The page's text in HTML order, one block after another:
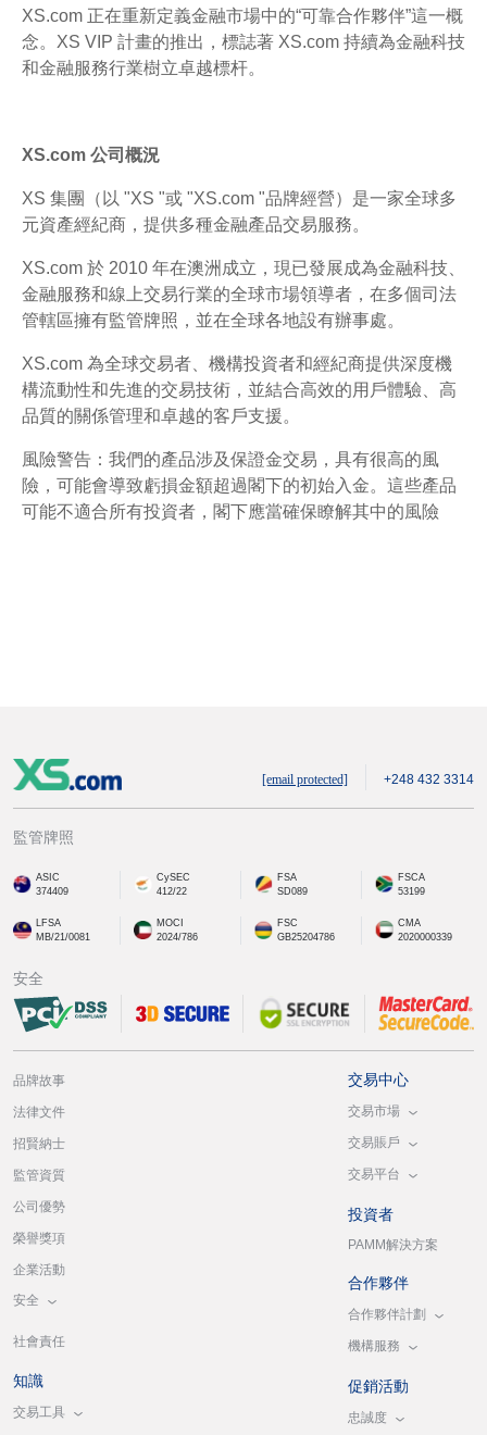
XS.com 正在重新定義金融市場中的“可靠合作夥伴”這一概
念。XS VIP 計畫的推出，標誌著 XS.com 持續為金融科技
和金融服務行業樹立卓越標杆。
XS.com 公司概況
XS 集團（以 "XS "或 "XS.com "品牌經營）是一家全球多
元資產經紀商，提供多種金融產品交易服務。
XS.com 於 2010 年在澳洲成立，現已發展成為金融科技、
金融服務和線上交易行業的全球市場領導者，在多個司法
管轄區擁有監管牌照，並在全球各地設有辦事處。
XS.com 為全球交易者、機構投資者和經紀商提供深度機
構流動性和先進的交易技術，並結合高效的用戶體驗、高
品質的關係管理和卓越的客戶支援。
風險警告：我們的產品涉及保證金交易，具有很高的風
險，可能會導致虧損金額超過閣下的初始入金。這些產品
可能不適合所有投資者，閣下應當確保瞭解其中的風險
[email protected] +248 432 3314
監管牌照
ASIC
374409
CySEC
412/22
FSA
SD089
FSCA
53199
LFSA
MB/21/0081
MOCI
2024/786
FSC
GB25204786
CMA
2020000339
安全
品牌故事
法律文件
招賢納士
監管資質
公司優勢
榮譽獎項
企業活動
安全
社會責任
知識
交易工具
交易中心
交易市場
交易賬戶
交易平台
投資者
PAMM解決方案
合作夥伴
合作夥伴計劃
機構服務
促銷活動
忠誠度